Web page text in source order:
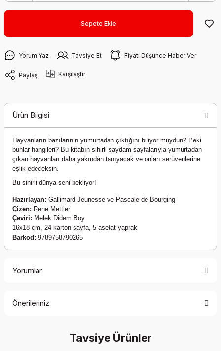
Sepete Ekle
Yorum Yaz Tavsiye Et Fiyatı Düşünce Haber Ver
Paylaş Karşılaştır
Ürün Bilgisi
Hayvanların bazılarının yumurtadan çıktığını biliyor muydun? Peki
bunlar hangileri? Bu kitabın sihirli saydam sayfalarıyla yumurtadan
çıkan hayvanları daha yakından tanıyacak ve onları serüvenlerine
eşlik edeceksin.
Bu sihirli dünya seni bekliyor!
Hazırlayan: Gallimard Jeunesse ve Pascale de Bourging
Çizen: Rene Mettler
Çeviri: Melek Didem Boy
16x18 cm, 24 karton sayfa, 5 asetat yaprak
Barkod: 9789758790265
Yorumlar
Yorum Yaz
Önerileriniz
konularda yetersiz gördüğünüz noktaları öneri formunu
Tavsiye Ürünler